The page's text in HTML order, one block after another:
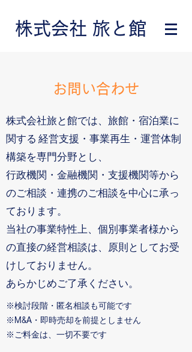
株式会社 旅と館
お問い合わせ
株式会社旅と館では、旅館・宿泊業に
関する 経営支援・事業再生・運営体制
構築を専門分野とし、
行政機関・金融機関・支援機関等から
のご相談・連携のご相談を中心に承っ
ております。
当社の事業特性上、個別事業者様から
の直接の経営相談は、原則としてお受
けしておりません。
あらかじめご了承ください。
※検討段階・匿名相談も可能です
※M&A・即時売却を前提としません
​※ご料金は、一切不要です